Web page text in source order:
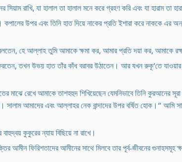
রাখি, যা হালাল তা হালাল মনে করে গ্রহণ করি এবং যা হারাম তা
কপালের উপর এবং তিনি হাত দিয়ে নাকের প্রতি ইশারা করে নাককে
হে আল্লাহ তুমি আমাকে ক্ষমা কর, আমার প্রতি দয়া কর, আমাকে
তখন উভয় হাত তাঁর কাঁধ বরাবর উঠাতেন। আর যখন রুকূ‘তে
মাঝে রেখে আমাকে তাশহহুদ শিখিয়েছেন যেমনিভাবে তিনি
আমাদের এবং আল্লাহর নেক বান্দাদের উপর বর্ষিত হোক।” আমি
কুকুরের ন্যায় বিছিয়ে না রাখে।
ফিরিশতাদের আমীনের সাথে মিলবে তার পূর্ব-জীবনের গুনাহসমূহ